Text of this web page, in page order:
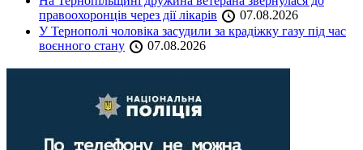
правоохоронців через дії лікарів
07.08.2026
У Тернополі чоловіка засудили за крадіжку газу під час
воєнного стану
07.08.2026